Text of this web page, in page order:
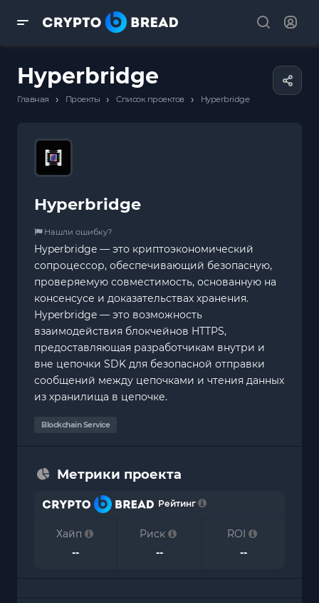
Hyperbridge
Главная › Проекты › Список проектов › Hyperbridge
Hyperbridge
Нашли ошибку?
Hyperbridge — это криптоэкономический
сопроцессор, обеспечивающий безопасную,
проверяемую совместимость, основанную на
консенсусе и доказательствах хранения.
Hyperbridge — это возможность
взаимодействия блокчейнов HTTPS,
предоставляющая разработчикам внутри и
вне цепочки SDK для безопасной отправки
сообщений между цепочками и чтения данных
из хранилища в цепочке.
Blockchain Service
Метрики проекта
Рейтинг
Хайп
--
Риск
--
ROI
--